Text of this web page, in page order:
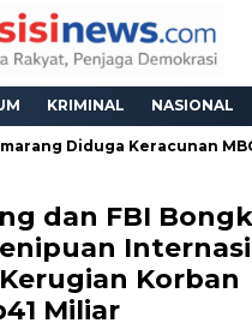
KRIMINAL NASIONAL
Diduga Keracunan MBG,
dan FBI
Korban
Miliar